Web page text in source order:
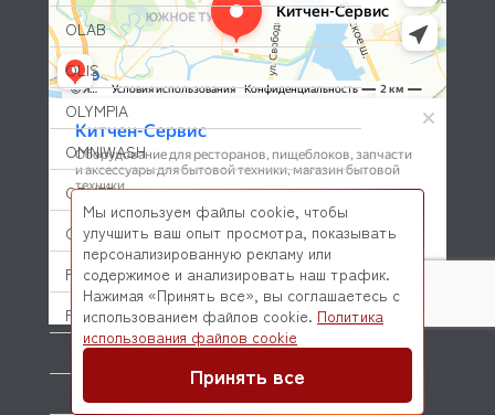
OLAB
OLIS
OLYMPIA
OMNIWASH
ORVED
OZTIRYAKILER
P.L. Proff Cuisine
PACKVAC
PACOJET
PANERO
© 2026 Kitchen-Service.com Интернет-магазин запчастей
и оборудования профессиональной кухни
Мы используем файлы cookie, чтобы
улучшить ваш опыт просмотра, показывать
персонализированную рекламу или
содержимое и анализировать наш трафик.
Нажимая «Принять все», вы соглашаетесь с
использованием файлов cookie. Политика
использования файлов cookie
Принять все